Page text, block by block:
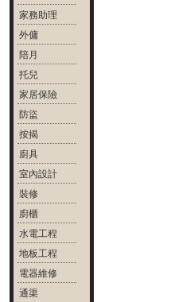
家務助理
外傭
陪月
托兒
家居保險
防盜
按揭
廚具
室內設計
裝修
廚櫃
水電工程
地板工程
電器維修
通渠